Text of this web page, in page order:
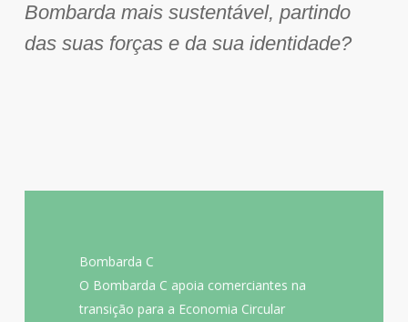
Bombarda mais sustentável, partindo
das suas forças e da sua identidade?
Bombarda C
O Bombarda C apoia comerciantes na
transição para a Economia Circular
Bombarda
C
O que procura resolver ou melhorar ?